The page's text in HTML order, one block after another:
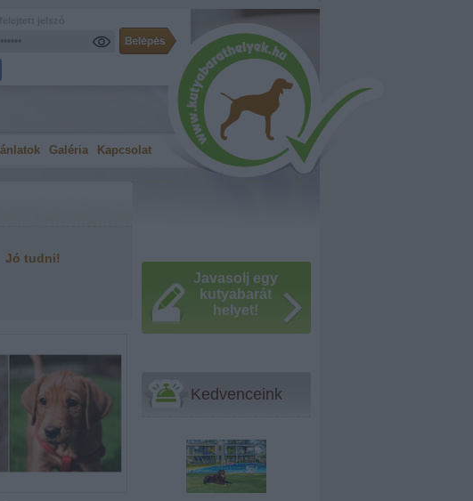
Galéria Kapcsolat
Jó tudni!
Javasolj egy
kutyabarát
helyet!
Kedvenceink